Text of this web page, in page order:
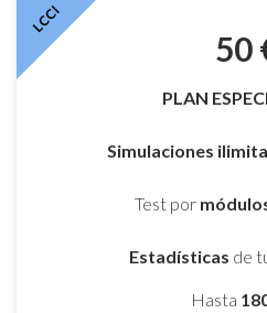
LCCI
50
PLAN
Simulaciones
Test por
Estadísticas de
Hasta